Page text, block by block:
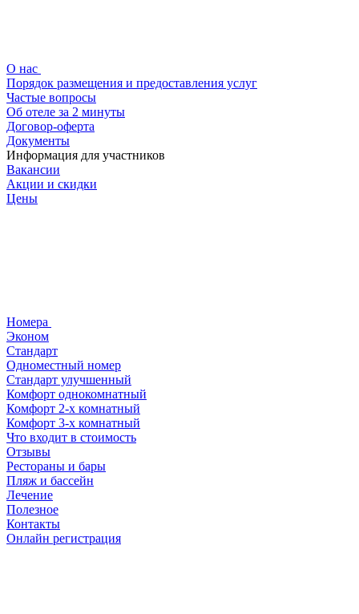
О нас
Порядок размещения и предоставления услуг
Частые вопросы
Об отеле за 2 минуты
Договор-оферта
Документы
Информация для участников
Вакансии
Акции и скидки
Цены
Номера
Эконом
Стандарт
Одноместный номер
Стандарт улучшенный
Комфорт однокомнатный
Комфорт 2-х комнатный
Комфорт 3-х комнатный
Что входит в стоимость
Отзывы
Рестораны и бары
Пляж и бассейн
Лечение
Полезное
Контакты
Онлайн регистрация